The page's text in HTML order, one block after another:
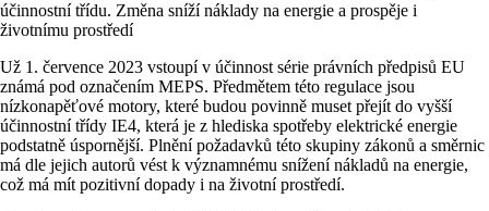
Už 1. července 2023 vstoupí v účinnost série právních předpisů EU
známá pod označením MEPS. Předmětem této regulace jsou
nízkonapěťové motory, které budou povinně muset přejít do vyšší
účinnostní třídy IE4, která je z hlediska spotřeby elektrické energie
podstatně úspornější. Plnění požadavků této skupiny zákonů a směrnic
má dle jejich autorů vést k významnému snížení nákladů na energie,
což má mít pozitivní dopady i na životní prostředí.